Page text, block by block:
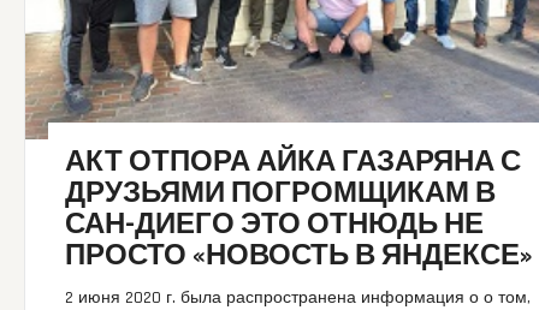
АКТ ОТПОРА АЙКА ГАЗАРЯНА С
ДРУЗЬЯМИ ПОГРОМЩИКАМ В
САН-ДИЕГО ЭТО ОТНЮДЬ НЕ
ПРОСТО «НОВОСТЬ В ЯНДЕКСЕ»
2 июня 2020 г. была распространена информация о о том,